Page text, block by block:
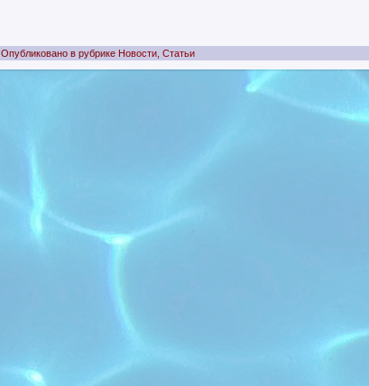
Опубликовано в рубрике Новости Статьи